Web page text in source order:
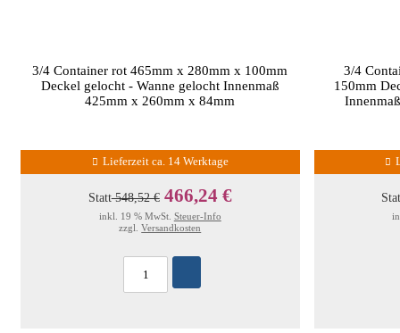
3/4 Container rot 465mm x 280mm x 100mm
Deckel gelocht - Wanne gelocht Innenmaß
425mm x 260mm x 84mm
Lieferzeit ca. 14 Werktage
Statt548,52 € 466,24 €
inkl. 19 % MwSt. Steuer-Info
zzgl.Versandkosten
3/4
150mm